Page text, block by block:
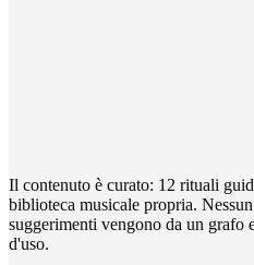
Il contenuto è curato: 12 rituali
biblioteca musicale propria.
suggerimenti vengono da un grafo
d'uso.